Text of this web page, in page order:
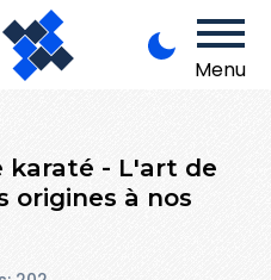
Menu
karaté - L'art de
origines à nos